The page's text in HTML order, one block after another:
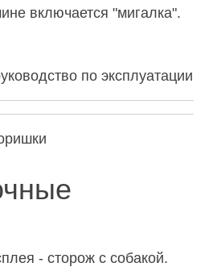
включается "мигалка".
- сторож с собакой.